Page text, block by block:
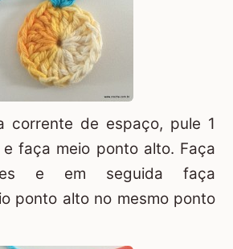
corrente de espaço, pule 1
faça meio ponto alto. Faça
e em seguida faça
ponto alto no mesmo ponto